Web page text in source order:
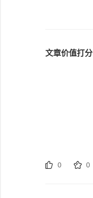
文章价值打分
0 0